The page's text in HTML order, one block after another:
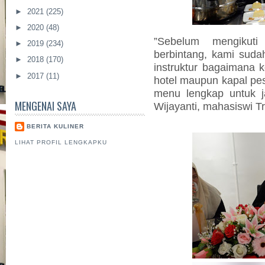
► 2021 (225)
► 2020 (48)
► 2019 (234)
► 2018 (170)
► 2017 (11)
MENGENAI SAYA
BERITA KULINER
LIHAT PROFIL LENGKAPKU
”Sebelum
berbintang, kami
instruktur bagaimana
hotel maupun kapal
menu lengkap untuk
Wijayanti, mahasiswi